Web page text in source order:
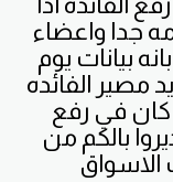
جدا واعضاء
بيانات يوم
مصير الفائده
كان في رفع
بالكم من